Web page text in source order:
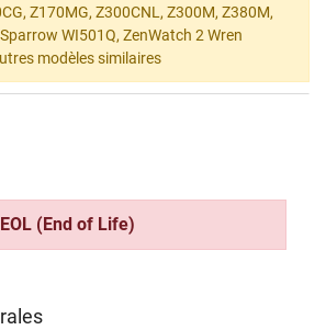
Z170MG, Z300CNL, Z300M, Z380M,
WI501Q, ZenWatch 2 Wren
modèles similaires
(End of Life)